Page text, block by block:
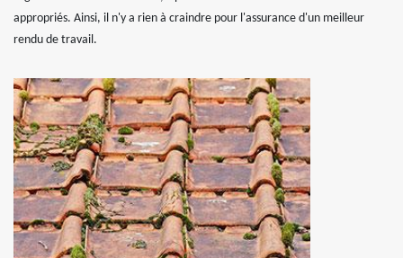
appropriés. Ainsi, il n'y a rien à craindre pour l'assurance d'un meilleur
rendu de travail.